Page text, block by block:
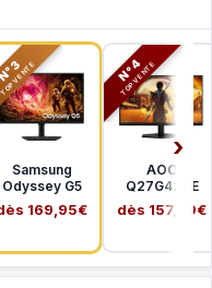
VENTE
Samsung
Odyssey G5
169,95€
N°4
TOP VENTE
AOC
Q27G42XE
dès 157,99€